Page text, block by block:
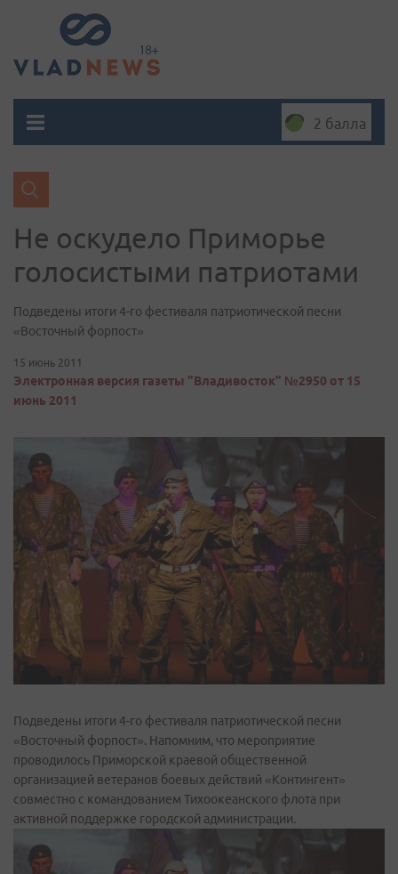
2 балла
Не оскудело Приморье
голосистыми патриотами
Подведены итоги 4-го фестиваля патриотической песни
«Восточный форпост»
15 июнь 2011
Электронная версия газеты "Владивосток" №2950 от 15
июнь 2011
Подведены итоги 4-го фестиваля патриотической песни
«Восточный форпост». Напомним, что мероприятие
проводилось Приморской краевой общественной
организацией ветеранов боевых действий «Контингент»
совместно с командованием Тихоокеанского флота при
активной поддержке городской администрации.